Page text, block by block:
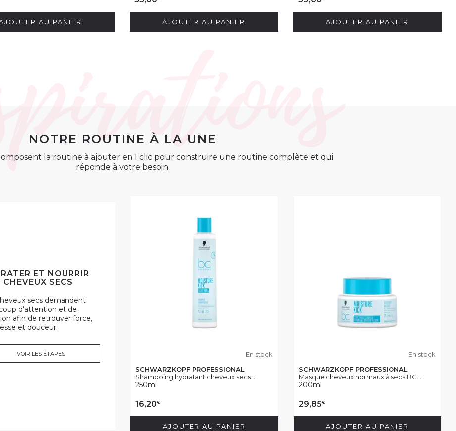
AU PANIER AJOUTER AU PANIER AJOUTER AU PANIER
NOTRE ROUTINE À LA UNE
la routine à ajouter en 1 clic pour construire une routine complète et qui
réponde à votre besoin.
ET NOURRIR
CHEVEUX SECS
secs demandent
d'attention et de
afin de retrouver force,
et douceur.
VOIR LES ÉTAPES
En stock
SCHWARZKOPF PROFESSIONAL
Shampoing hydratant cheveux secs...
250ml
16,20€
AJOUTER AU PANIER
En stock
SCHWARZKOPF PROFESSIONAL
Masque cheveux normaux à secs BC...
200ml
29,85€
AJOUTER AU PANIER